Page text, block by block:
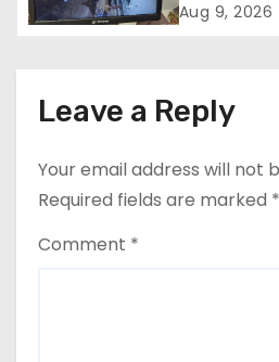
Aug 9, 2026
Leave a Reply
Your email address will not
Required fields are marked *
Comment *